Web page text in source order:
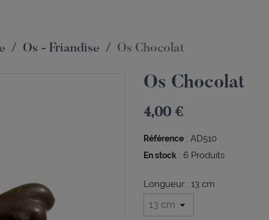
Os - Friandise Os Chocolat
Os Chocolat
4,00 €
Référence : AD510
En stock : 6 Produits
Longueur : 13 cm